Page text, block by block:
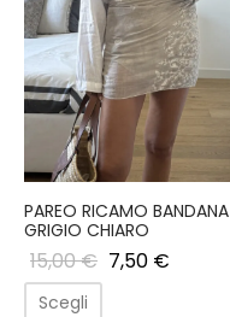
PAREO RICAMO BANDANA
GRIGIO CHIARO
15,00€ 7,50 €
Scegli